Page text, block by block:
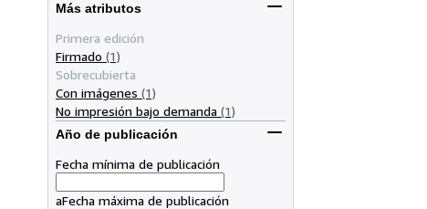
Más atributos
Primera edición
Firmado (1)
Sobrecubierta
Con imágenes (1)
No impresión bajo demanda (1)
Año de publicación
Fecha mínima de publicación
aFecha máxima de publicación